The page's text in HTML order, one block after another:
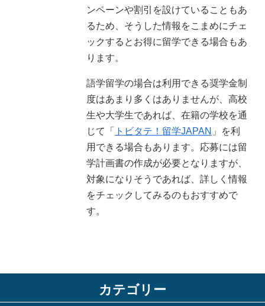
ンペーンや割引を設けていることもあ
るため、そうした情報をこまめにチェ
ックするとお得に留学できる場合もあ
ります。
語学留学の場合は利用できる奨学金制
度はあまり多くはありませんが、高校
生や大学生であれば、在籍の学校を通
じて「
トビタテ！留学JAPAN 」を利
用できる場合もあります。応募には留
学計画書の作成が必要となりますが、
対象になりそうであれば、詳しく情報
をチェックしてみるのもおすすめで
す。
カテゴリー